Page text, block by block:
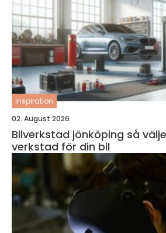
inspiration
02. August 2026
Bilverkstad jönköping så väljer du rätt
verkstad för din bil